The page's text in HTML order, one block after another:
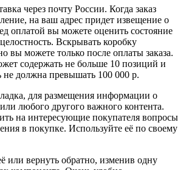
через почту России. Когда заказ
на ваш адрес придет извещение о
оплатой вы можете оценить состояние
Вскрывать коробку
вы можете только после оплаты заказа.
содержать не больше 10 позиций и
не должна превышать 100 000 р.
для размещения информации о
любого другого важного контента.
на интересующие покупателя вопросы
в покупке. Используйте её по своему
или вернуть обратно, изменив одну